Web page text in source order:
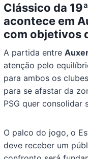
Clássico da
acontece em
com objetivos
A partida entre
atenção pelo
para ambos os
para se afastar da
PSG quer consolidar
O palco do jogo, o
deve receber um